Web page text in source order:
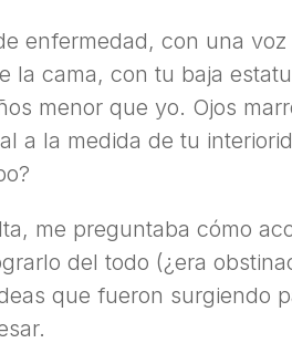
enfermedad, con una
la cama, con tu baja
menor que yo. Ojos
a la medida de tu
me preguntaba cómo
del todo (¿era
que fueron surgiendo